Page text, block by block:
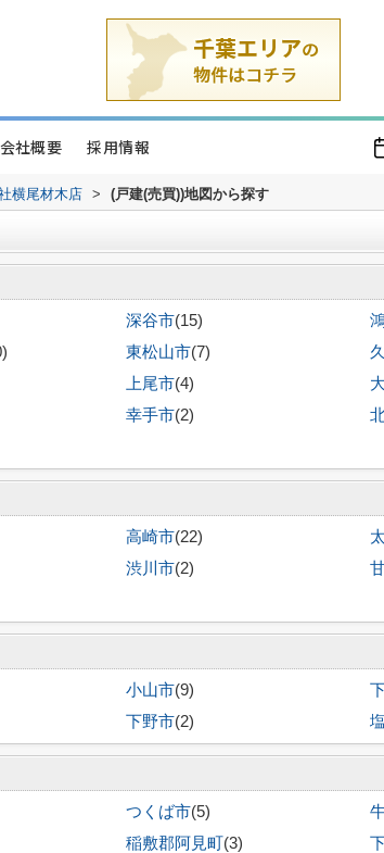
会社概要 採用情報
横尾材木店 > (戸建(売買))地図から探す
深谷市(15)
東松山市(7)
上尾市(4)
幸手市(2)
高崎市(22)
渋川市(2)
小山市(9)
下野市(2)
つくば市(5)
稲敷郡阿見町(3)